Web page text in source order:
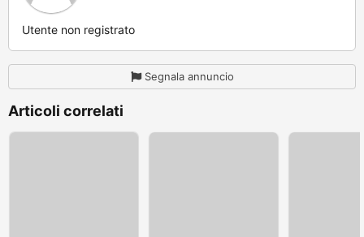
Utente non registrato
Segnala annuncio
Articoli correlati